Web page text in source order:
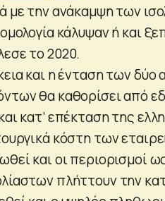
με την ανάκαμψη των
κάλυψαν ή και
το 2020.
και η ένταση των δύο
θα καθορίσει από
κατ’ επέκταση της
κόστη των
και οι περιορισμοί
πλήττουν την